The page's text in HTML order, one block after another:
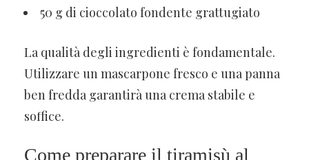
50 g di cioccolato fondente grattugiato
La qualità degli ingredienti è fondamentale.
Utilizzare un mascarpone fresco e una panna
ben fredda garantirà una crema stabile e
soffice.
Come preparare il tiramisù al